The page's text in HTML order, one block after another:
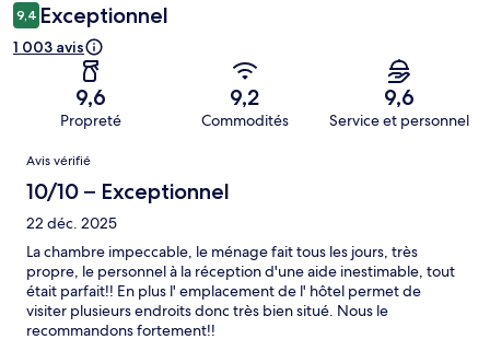
9,4 Exceptionnel
1 003 avis
9,6
Propreté
9,2
Commodités
9,6
Service et personnel
Avis
Avis vérifié
10/10 – Exceptionnel
22 déc. 2025
La chambre impeccable, le ménage fait tous les jours, très
propre, le personnel à la réception d'une aide inestimable, tout
était parfait!! En plus l' emplacement de l' hôtel permet de
visiter plusieurs endroits donc très bien situé. Nous le
recommandons fortement!!